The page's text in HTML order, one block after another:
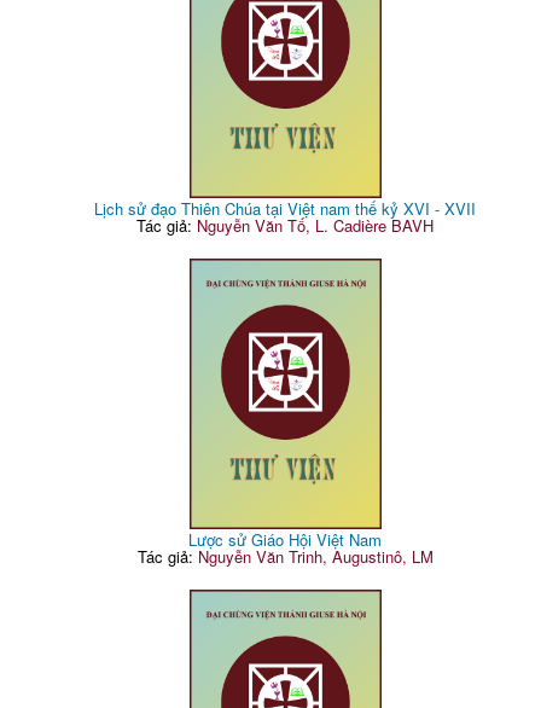
Lịch sử đạo Thiên Chúa tại Việt nam thế kỷ XVI - XVII
Tác giả: Nguyễn Văn Tố, L. Cadière BAVH
Lược sử Giáo Hội Việt Nam
Tác giả: Nguyễn Văn Trinh, Augustinô, LM